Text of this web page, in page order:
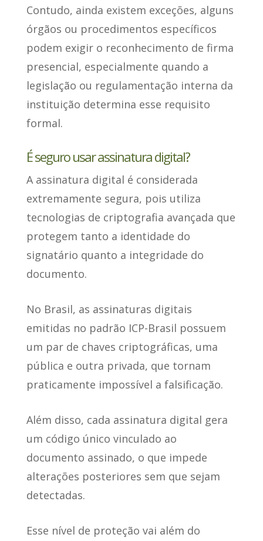
Contudo, ainda existem exceções, alguns
órgãos ou procedimentos específicos
podem exigir o reconhecimento de firma
presencial, especialmente quando a
legislação ou regulamentação interna da
instituição determina esse requisito
formal.
É seguro usar assinatura digital?
A assinatura digital é considerada
extremamente segura, pois utiliza
tecnologias de criptografia avançada que
protegem tanto a identidade do
signatário quanto a integridade do
documento.
No Brasil, as assinaturas digitais
emitidas no padrão ICP-Brasil possuem
um par de chaves criptográficas, uma
pública e outra privada, que tornam
praticamente impossível a falsificação.
Além disso, cada assinatura digital gera
um código único vinculado ao
documento assinado, o que impede
alterações posteriores sem que sejam
detectadas.
Esse nível de proteção vai além do